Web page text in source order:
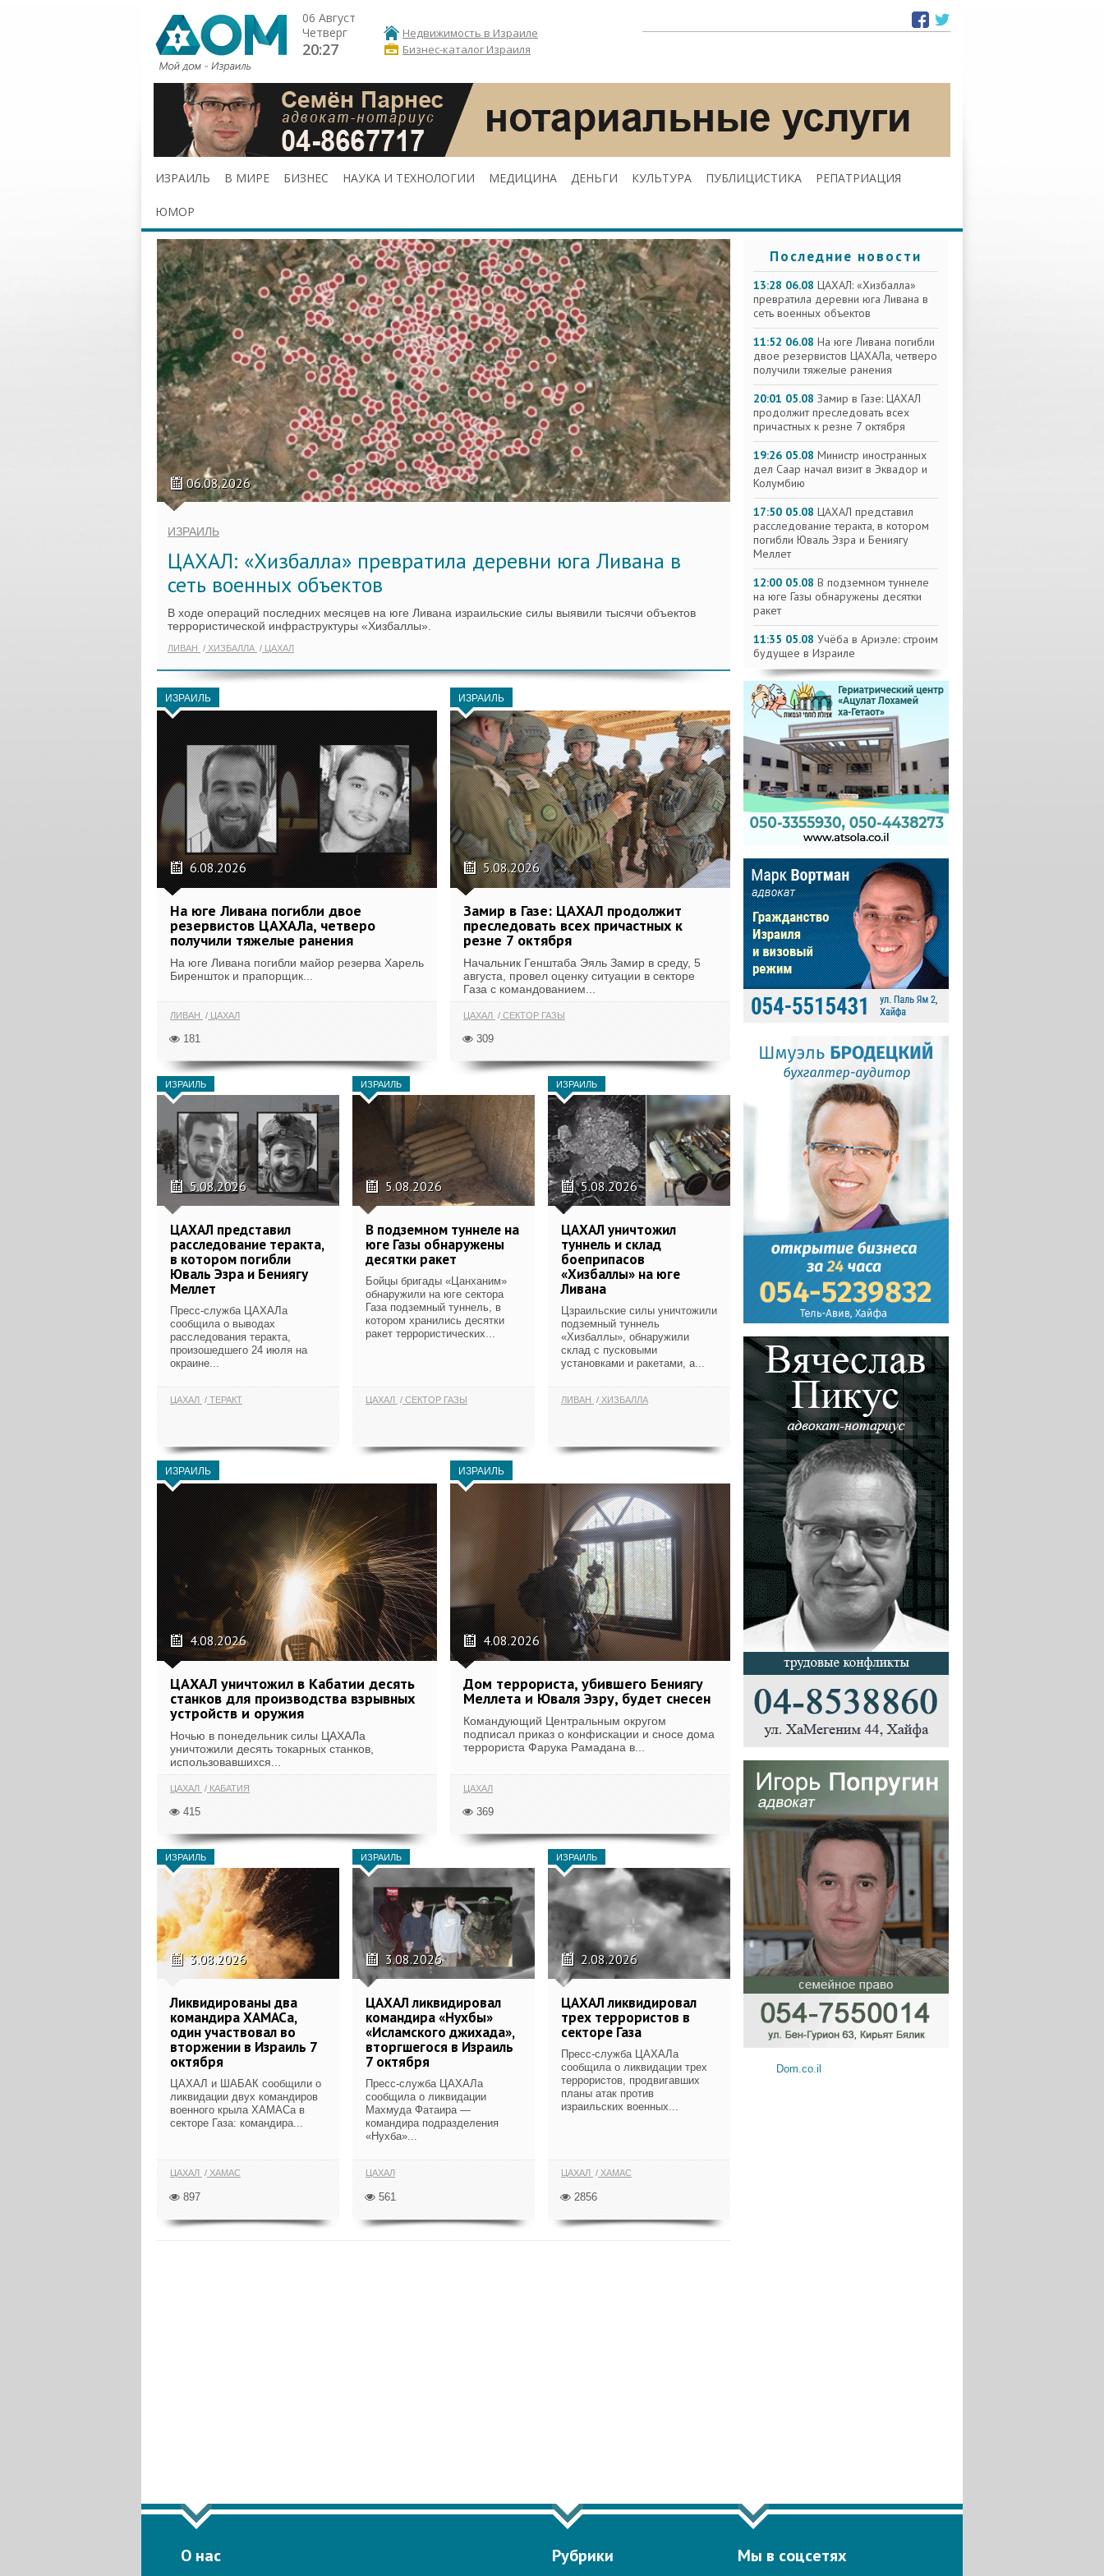
06 Август
Четверг
20:27
Недвижимость в Израиле
Бизнес-каталог Израиля
ИЗРАИЛЬ В МИРЕ БИЗНЕС НАУКА И ТЕХНОЛОГИИ МЕДИЦИНА ДЕНЬГИ КУЛЬТУРА ПУБЛИЦИСТИКА РЕПАТРИАЦИЯ
ЮМОР
06.08.2026
ИЗРАИЛЬ
ЦАХАЛ: «Хизбалла» превратила деревни юга Ливана в
сеть военных объектов
В ходе операций последних месяцев на юге Ливана израильские силы выявили тысячи объектов
террористической инфраструктуры «Хизбаллы».
ЛИВАН ХИЗБАЛЛА ЦАХАЛ
ИЗРАИЛЬ
6.08.2026
На юге Ливана погибли двое
резервистов ЦАХАЛа, четверо
получили тяжелые ранения
На юге Ливана погибли майор резерва Харель
Биреншток и прапорщик...
ЛИВАН ЦАХАЛ
181
ИЗРАИЛЬ
5.08.2026
Замир в Газе: ЦАХАЛ продолжит
преследовать всех причастных к
резне 7 октября
Начальник Генштаба Эяль Замир в среду, 5
августа, провел оценку ситуации в секторе
Газа с командованием...
ЦАХАЛ СЕКТОР ГАЗЫ
309
ИЗРАИЛЬ
5.08.2026
ЦАХАЛ представил
расследование теракта,
в котором погибли
Юваль Эзра и Бениягу
Меллет
Пресс-служба ЦАХАЛа
сообщила о выводах
расследования теракта,
произошедшего 24 июля на
окраине...
ЦАХАЛ ТЕРАКТ
ИЗРАИЛЬ
5.08.2026
В подземном туннеле на
юге Газы обнаружены
десятки ракет
Бойцы бригады «Цанханим»
обнаружили на юге сектора
Газа подземный туннель, в
котором хранились десятки
ракет террористических...
ЦАХАЛ СЕКТОР ГАЗЫ
ИЗРАИЛЬ
5.08.2026
ЦАХАЛ уничтожил
туннель и склад
боеприпасов
«Хизбаллы» на юге
Ливана
Цзраильские силы уничтожили
подземный туннель
«Хизбаллы», обнаружили
склад с пусковыми
установками и ракетами, а...
ЛИВАН ХИЗБАЛЛА
ИЗРАИЛЬ
4.08.2026
ЦАХАЛ уничтожил в Кабатии десять
станков для производства взрывных
устройств и оружия
Ночью в понедельник силы ЦАХАЛа
уничтожили десять токарных станков,
использовавшихся...
ЦАХАЛ КАБАТИЯ
415
ИЗРАИЛЬ
4.08.2026
Дом террориста, убившего Бениягу
Меллета и Юваля Эзру, будет снесен
Командующий Центральным округом
подписал приказ о конфискации и сносе дома
террориста Фарука Рамадана в...
ЦАХАЛ
369
ИЗРАИЛЬ
3.08.2026
Ликвидированы два
командира ХАМАСа,
один участвовал во
вторжении в Израиль 7
октября
ЦАХАЛ и ШАБАК сообщили о
ликвидации двух командиров
военного крыла ХАМАСа в
секторе Газа: командира...
ЦАХАЛ ХАМАС
897
ИЗРАИЛЬ
3.08.2026
ЦАХАЛ ликвидировал
командира «Нухбы»
«Исламского джихада»,
вторгшегося в Израиль
7 октября
Пресс-служба ЦАХАЛа
сообщила о ликвидации
Махмуда Фатаира —
командира подразделения
«Нухба»...
ЦАХАЛ
561
ИЗРАИЛЬ
2.08.2026
ЦАХАЛ ликвидировал
трех террористов в
секторе Газа
Пресс-служба ЦАХАЛа
сообщила о ликвидации трех
террористов, продвигавших
планы атак против
израильских военных...
ЦАХАЛ ХАМАС
2856
Последние новости
13:28 06.08 ЦАХАЛ: «Хизбалла»
превратила деревни юга Ливана в
сеть военных объектов
11:52 06.08 На юге Ливана погибли
двое резервистов ЦАХАЛа, четверо
получили тяжелые ранения
20:01 05.08 Замир в Газе: ЦАХАЛ
продолжит преследовать всех
причастных к резне 7 октября
19:26 05.08 Министр иностранных
дел Саар начал визит в Эквадор и
Колумбию
17:50 05.08 ЦАХАЛ представил
расследование теракта, в котором
погибли Юваль Эзра и Бениягу
Меллет
12:00 05.08 В подземном туннеле
на юге Газы обнаружены десятки
ракет
11:35 05.08 Учёба в Ариэле: строим
будущее в Израиле
Dom.co.il
О нас Рубрики Мы в соцсетях